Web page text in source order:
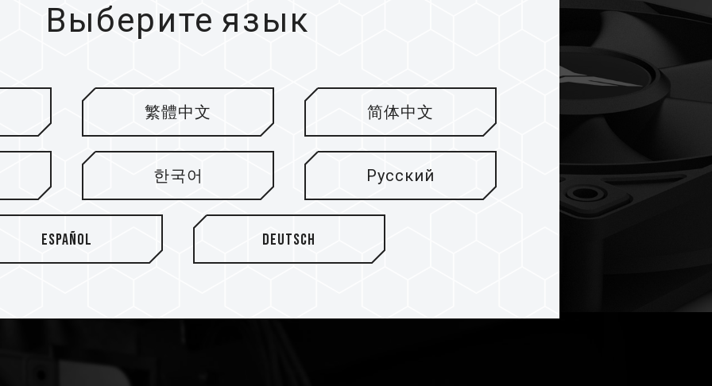
для
у вентилятора
и тихо работать в
устойчивости.
Выберите язык
繁體中文 简体中文
한국어 Русский
Español Deutsch